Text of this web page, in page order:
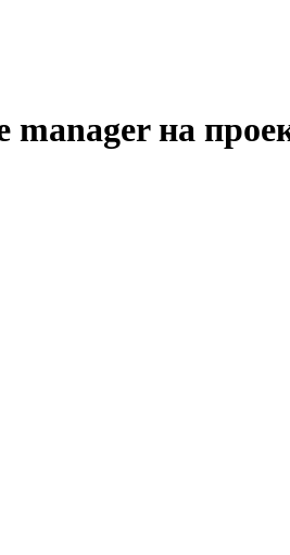
manager на